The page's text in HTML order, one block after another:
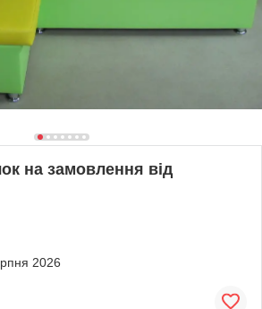
на замовлення від
2026